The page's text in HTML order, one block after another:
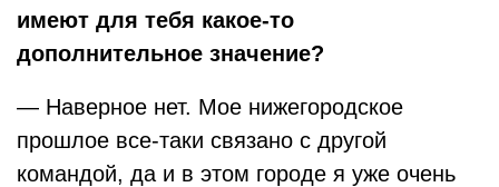
имеют для тебя какое-то
дополнительное значение?
— Наверное нет. Мое нижегородское
прошлое все-таки связано с другой
командой, да и в этом городе я уже очень